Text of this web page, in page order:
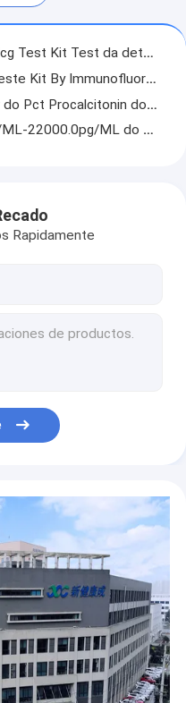
POCT
da hormona de sexo do cuidado
Chromatography de SAA POCT
Procalcitonin do plasma IVD
do teste de NT-ProBNP POCT
nível Poct Hba1c da glicemia
teste do antígeno de 0.04μG Poct
triplicar-se de MYO CK-MB CTnI
jogos rápidos do teste de 8mins IgM IgG
do plasma COVID-19 8mins
de ataque 1Ml HS-Ctnl pela caixa
jogo do teste da casa do antígeno 150-250ul
jogo do teste Ce do sangue
Rapidamente